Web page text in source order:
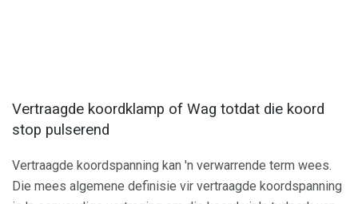
Vertraagde koordklamp of Wag totdat die koord
stop pulserend
Vertraagde koordspanning kan 'n verwarrende term wees.
Die mees algemene definisie vir vertraagde koordspanning